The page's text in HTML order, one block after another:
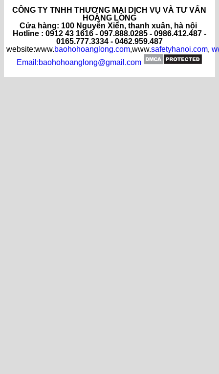
CÔNG TY TNHH THƯƠNG MẠI DỊCH VỤ VÀ TƯ VẤN
HOÀNG LONG
Cửa hàng: 100 Nguyễn Xiển, thanh xuân, hà nội
Hotline : 0912 43 1616 - 097.888.0285 - 0986.412.487 -
0165.777.3334 - 0462.959.487
website:www.baohohoanglong.com,www.safetyhanoi.com,
Email:baohohoanglong@gmail.com